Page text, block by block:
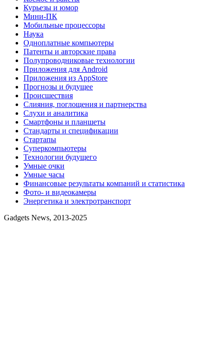
Курьезы и юмор
Мини-ПК
Мобильные процессоры
Наука
Одноплатные компьютеры
Патенты и авторские права
Полупроводниковые технологии
Приложения для Android
Приложения из AppStore
Прогнозы и будущее
Происшествия
Слияния, поглощения и партнерства
Слухи и аналитика
Смартфоны и планшеты
Стандарты и спецификации
Стартапы
Суперкомпьютеры
Технологии будущего
Умные очки
Умные часы
Финансовые результаты компаний и статистика
Фото- и видеокамеры
Энергетика и электротранспорт
Gadgets News, 2013-2025